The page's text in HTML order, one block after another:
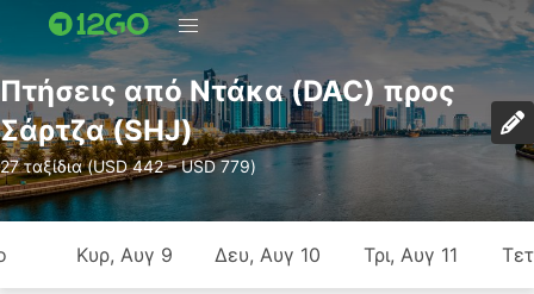
Πτήσεις από Ντάκα (DAC) προς
Σάρτζα (SHJ)
27 ταξίδια (USD 442 – USD 779)
Κυρ, Αυγ 9 Δευ, Αυγ 10 Τρι, Αυγ 11